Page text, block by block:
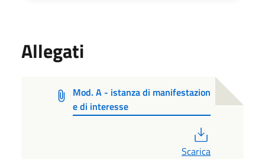
Allegati
Mod. A - istanza di manifestazion
e di interesse
Scarica